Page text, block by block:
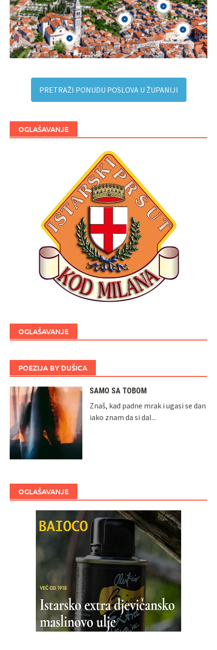
PRETRAŽI PONUDU POSLOVA U ŽUPANIJI
OGLAŠAVANJE
OGLAŠAVANJE
POEZIJA BY DUŠICA
SAMO SA TOBOM
Znaš, kad padne mrak i ugasi se dan
iako znam da si dal...
OGLAŠAVANJE